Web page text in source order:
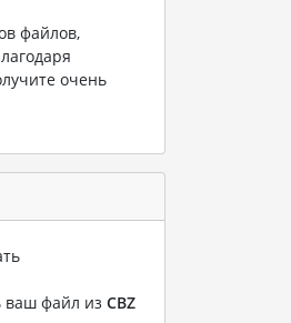
файлов,
очень
ваш файл из CBZ